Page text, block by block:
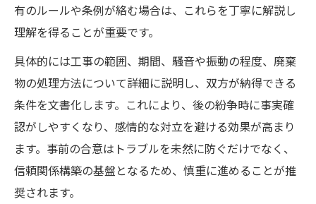
有のルールや条例が絡む場合は、これらを丁寧に解説し
理解を得ることが重要です。
具体的には工事の範囲、期間、騒音や振動の程度、廃棄
物の処理方法について詳細に説明し、双方が納得できる
条件を文書化します。これにより、後の紛争時に事実確
認がしやすくなり、感情的な対立を避ける効果が高まり
ます。事前の合意はトラブルを未然に防ぐだけでなく、
信頼関係構築の基盤となるため、慎重に進めることが推
奨されます。